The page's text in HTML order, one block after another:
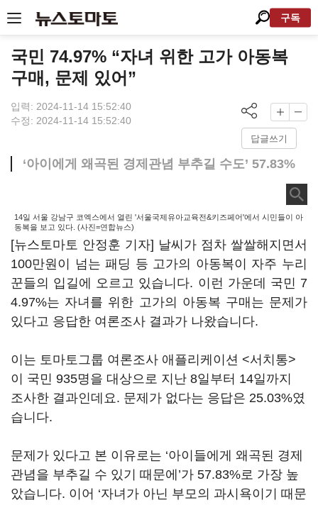
구독
국민 74.97% “자녀 위한 고가 아동복
구매, 문제 있어”
입력: 2024-11-14 15:52:40
수정: 2024-11-14 15:52:40
답글쓰기
‘아이에게 왜곡된 경제관념 부추길 수도’ 57.83%
14일 서울 강남구 코엑스에서 열린 '서울국제유아교육전&키즈페어'에서 시민들이 아
동복을 보고 있다. (사진=연합뉴스)
[뉴스토마토 안정훈 기자] 날씨가 점차 쌀쌀해지면서
100만원이 넘는 패딩 등 고가의 아동복이 자주 누리
꾼들의 입길에 오르고 있습니다. 이런 가운데 국민 7
4.97%는 자녀를 위한 고가의 아동복 구매는 문제가
있다고 응답한 여론조사 결과가 나왔습니다.
이는 토마토그룹 여론조사 애플리케이션 <서치통>
이 국민 935명을 대상으로 지난 8일부터 14일까지
조사한 결과인데요. 문제가 없다는 응답은 25.03%였
습니다.
문제가 있다고 본 이유로는 ‘아이들에게 왜곡된 경제
관념을 부추길 수 있기 때문에’가 57.83%로 가장 높
았습니다. 이어 ‘자녀가 아닌 부모의 과시욕이기 때문